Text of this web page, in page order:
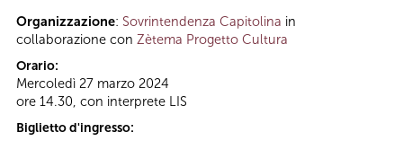
Organizzazione: Sovrintendenza Capitolina in
collaborazione con Zètema Progetto Cultura
Orario:
Mercoledì 27 marzo 2024
ore 14.30, con interprete LIS
Biglietto d'ingresso: